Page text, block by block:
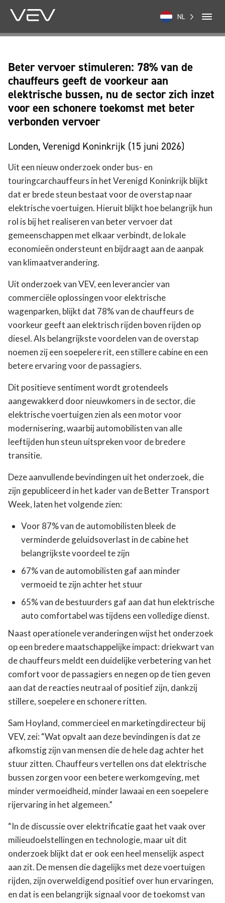
NL
Beter vervoer stimuleren: 78% van de
chauffeurs geeft de voorkeur aan
elektrische bussen, nu de sector zich inzet
voor een schonere toekomst met beter
verbonden vervoer
Londen, Verenigd Koninkrijk (15 juni 2026)
Uit een nieuw onderzoek onder bus- en
touringcarchauffeurs in het Verenigd Koninkrijk blijkt
dat er brede steun bestaat voor de overstap naar
elektrische voertuigen. Hieruit blijkt hoe belangrijk hun
rol is bij het realiseren van beter vervoer dat
gemeenschappen met elkaar verbindt, de lokale
economieën ondersteunt en bijdraagt aan de aanpak
van klimaatverandering.
Uit onderzoek van VEV, een leverancier van
commerciële oplossingen voor elektrische
wagenparken, blijkt dat 78% van de chauffeurs de
voorkeur geeft aan elektrisch rijden boven rijden op
diesel. Als belangrijkste voordelen van de overstap
noemen zij een soepelere rit, een stillere cabine en een
betere ervaring voor de passagiers.
Dit positieve sentiment wordt grotendeels
aangewakkerd door nieuwkomers in de sector, die
elektrische voertuigen zien als een motor voor
modernisering, waarbij automobilisten van alle
leeftijden hun steun uitspreken voor de bredere
transitie.
Deze aanvullende bevindingen uit het onderzoek, die
zijn gepubliceerd in het kader van de Better Transport
Week, laten het volgende zien:
Voor 87% van de automobilisten bleek de
verminderde geluidsoverlast in de cabine het
belangrijkste voordeel te zijn
67% van de automobilisten gaf aan minder
vermoeid te zijn achter het stuur
65% van de bestuurders gaf aan dat hun elektrische
auto comfortabel was tijdens een volledige dienst.
Naast operationele veranderingen wijst het onderzoek
op een bredere maatschappelijke impact: driekwart van
de chauffeurs meldt een duidelijke verbetering van het
comfort voor de passagiers en negen op de tien geven
aan dat de reacties neutraal of positief zijn, dankzij
stillere, soepelere en schonere ritten.
Sam Hoyland, commercieel en marketingdirecteur bij
VEV, zei: “Wat opvalt aan deze bevindingen is dat ze
afkomstig zijn van mensen die de hele dag achter het
stuur zitten. Chauffeurs vertellen ons dat elektrische
bussen zorgen voor een betere werkomgeving, met
minder vermoeidheid, minder lawaai en een soepelere
rijervaring in het algemeen.”
“In de discussie over elektrificatie gaat het vaak over
milieudoelstellingen en technologie, maar uit dit
onderzoek blijkt dat er ook een heel menselijk aspect
aan zit. De mensen die dagelijks met deze voertuigen
rijden, zijn overweldigend positief over hun ervaringen,
en dat is een belangrijk signaal voor de toekomst van